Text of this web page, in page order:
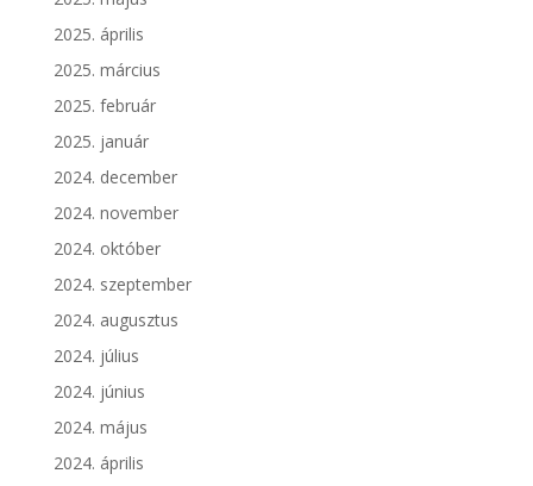
2025. április
2025. március
2025. február
2025. január
2024. december
2024. november
2024. október
2024. szeptember
2024. augusztus
2024. július
2024. június
2024. május
2024. április